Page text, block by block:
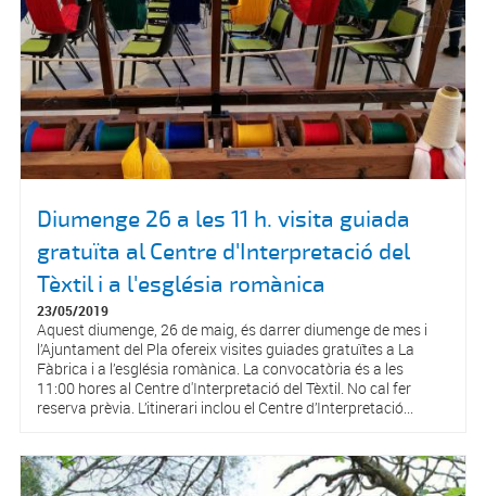
Diumenge 26 a les 11 h. visita guiada
gratuïta al Centre d'Interpretació del
Tèxtil i a l'església romànica
23/05/2019
Aquest diumenge, 26 de maig, és darrer diumenge de mes i
l’Ajuntament del Pla ofereix visites guiades gratuïtes a La
Fàbrica i a l’església romànica. La convocatòria és a les
11:00 hores al Centre d'Interpretació del Tèxtil. No cal fer
reserva prèvia. L’itinerari inclou el Centre d’Interpretació...